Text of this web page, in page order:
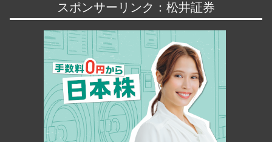
スポンサーリンク：松井証券